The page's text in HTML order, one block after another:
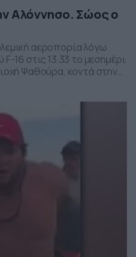
Αλόννησο. Σώος ο
αεροπορία λόγω
16 στις 13.33 το μεσημέρι
Ψαθούρα, κοντά στην
απέδωσαν καρπούς,